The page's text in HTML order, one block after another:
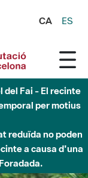
CA ES
del Fai - El recinte
per motius
reduïda no poden
a causa d'una